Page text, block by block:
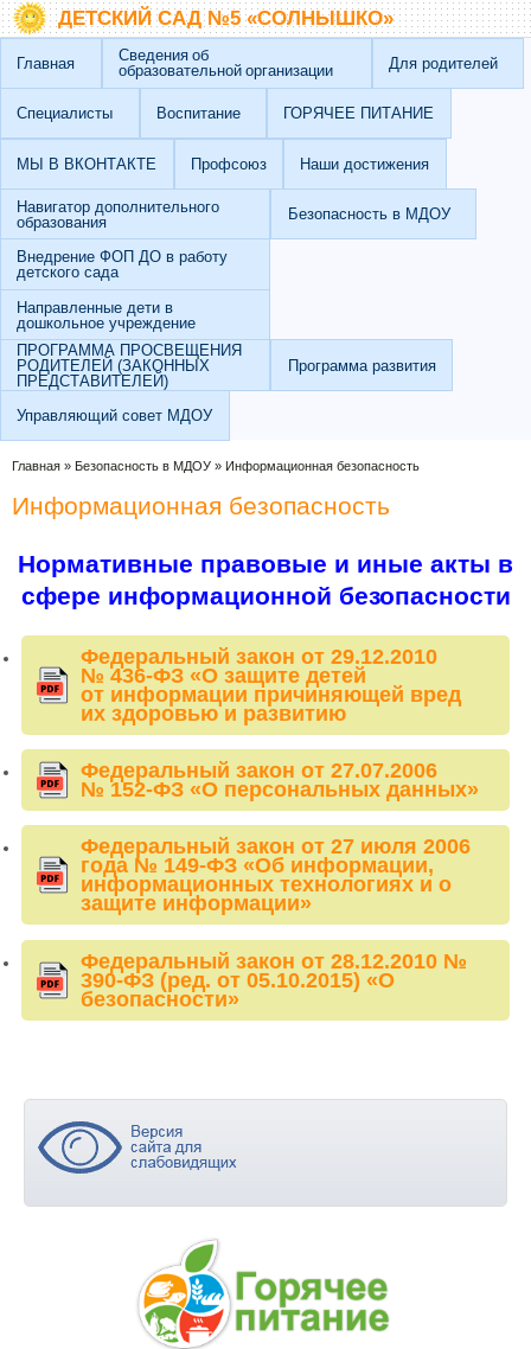
Перейти к основному содержанию
Skip to searchДЕТСКИЙ САД №5 «СОЛНЫШКО»
Главная
Сведения об
образовательной организации
Для родителей
Специалисты Воспитание ГОРЯЧЕЕ ПИТАНИЕ
МЫ В ВКОНТАКТЕ Профсоюз Наши достижения
Навигатор дополнительного
образования
Безопасность в МДОУ
Внедрение ФОП ДО в работу
детского сада
Направленные дети в
дошкольное учреждение
ПРОГРАММА ПРОСВЕЩЕНИЯ
РОДИТЕЛЕЙ (ЗАКОННЫХ
ПРЕДСТАВИТЕЛЕЙ)
Программа развития
Управляющий совет МДОУ
Вы здесь
Главная » Безопасность в МДОУ » Информационная безопасность
Информационная безопасность
Нормативные правовые и иные акты в
сфере информационной безопасности
Федеральный закон от 29.12.2010
№ 436-ФЗ «О защите детей
от информации причиняющей вред
их здоровью и развитию
Федеральный закон от 27.07.2006
№ 152-ФЗ «О персональных данных»
Федеральный закон от 27 июля 2006
года № 149-ФЗ «Об информации,
информационных технологиях и о
защите информации»
Федеральный закон от 28.12.2010 №
390-ФЗ (ред. от 05.10.2015) «О
безопасности»